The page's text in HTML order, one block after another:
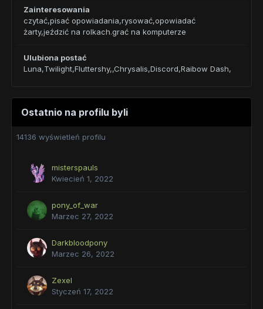
Zainteresowania
czytać,pisać opowiadania,rysować,opowiadać
żarty,jeździć na rolkach.grać na komputerze
Ulubiona postać
Luna,Twilight,Fluttershy,,Chrysalis,Discord,Raibow Dash,
Ostatnio na profilu byli
14136 wyświetleń profilu
misterspauls
Kwiecień 1, 2022
pony_of_war
Marzec 27, 2022
Darkbloodpony
Marzec 26, 2022
Zexel
Styczeń 17, 2022